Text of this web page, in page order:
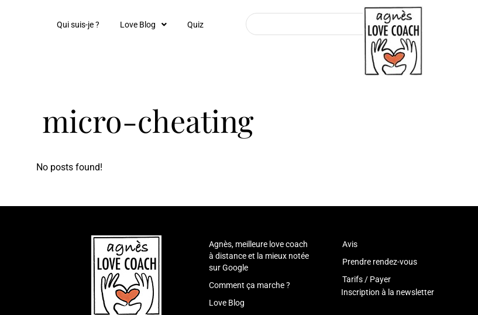
Qui suis-je ? Love Blog Quiz
micro-cheating
No posts found!
Agnès, meilleure love coach
à distance et la mieux notée
sur Google
Comment ça marche ?
Love Blog
Avis
Prendre rendez-vous
Tarifs / Payer
Inscription à la newsletter